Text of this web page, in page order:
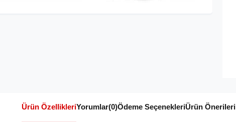
Ürün ÖzellikleriYorumlar(0)Ödeme SeçenekleriÜrün Önerileri